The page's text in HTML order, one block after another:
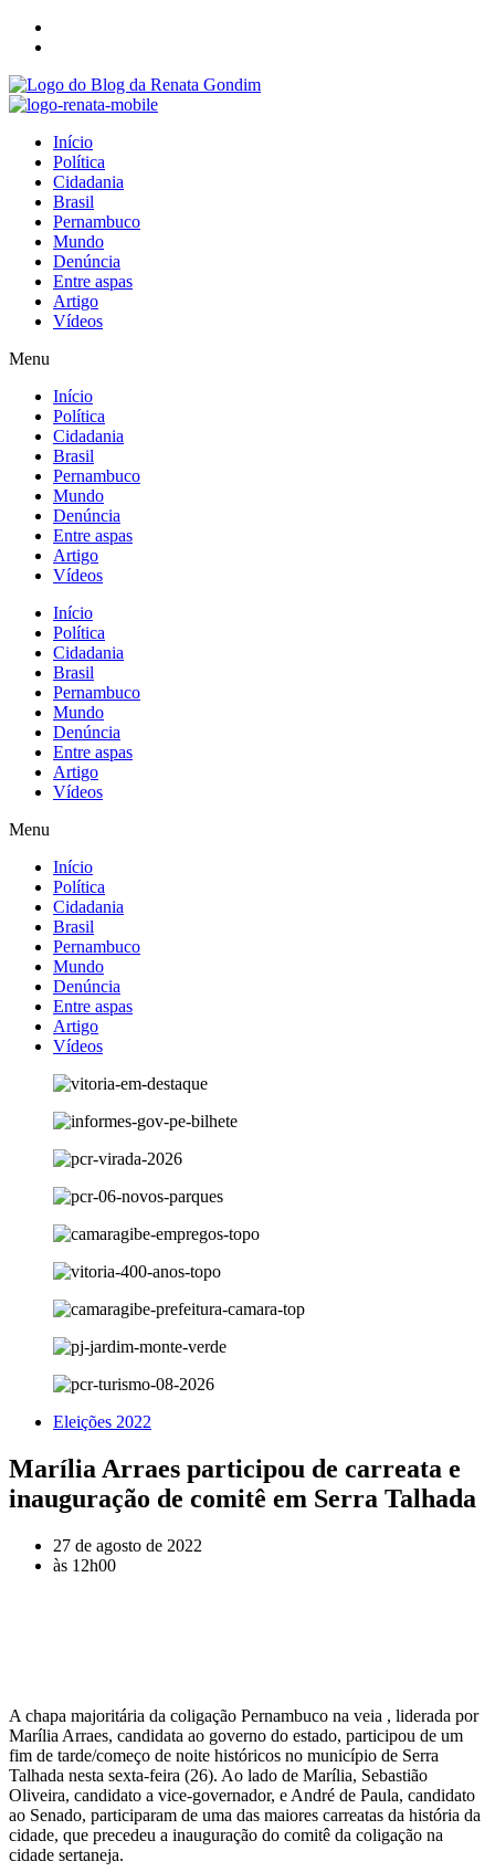
Início
Política
Cidadania
Brasil
Pernambuco
Mundo
Denúncia
Entre aspas
Artigo
Vídeos
Menu
Início
Política
Cidadania
Brasil
Pernambuco
Mundo
Denúncia
Entre aspas
Artigo
Vídeos
Início
Política
Cidadania
Brasil
Pernambuco
Mundo
Denúncia
Entre aspas
Artigo
Vídeos
Menu
Início
Política
Cidadania
Brasil
Pernambuco
Mundo
Denúncia
Entre aspas
Artigo
Vídeos
Eleições 2022
Marília Arraes participou de carreata e
inauguração de comitê em Serra Talhada
27 de agosto de 2022
às 12h00
A chapa majoritária da coligação Pernambuco na veia , liderada por
Marília Arraes, candidata ao governo do estado, participou de um
fim de tarde/começo de noite históricos no município de Serra
Talhada nesta sexta-feira (26). Ao lado de Marília, Sebastião
Oliveira, candidato a vice-governador, e André de Paula, candidato
ao Senado, participaram de uma das maiores carreatas da história da
cidade, que precedeu a inauguração do comitê da coligação na
cidade sertaneja.